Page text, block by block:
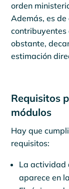
orden
Además, es
contribuyentes
obstante,
estimación
Requisitos
módulos
Hay que
requisitos:
La actividad
aparece en